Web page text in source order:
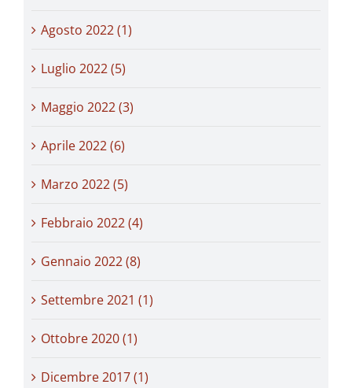
Agosto 2022 (1)
Luglio 2022 (5)
Maggio 2022 (3)
Aprile 2022 (6)
Marzo 2022 (5)
Febbraio 2022 (4)
Gennaio 2022 (8)
Settembre 2021 (1)
Ottobre 2020 (1)
Dicembre 2017 (1)